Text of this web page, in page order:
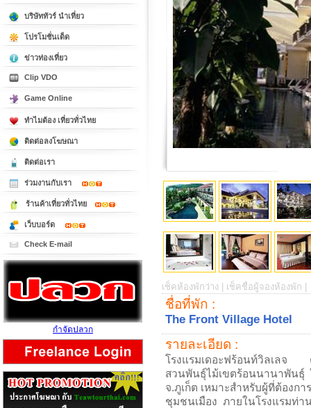
เช็คห้องพักว่าง | เช็คชื่อผู้จองห้องพัก |
ชื่อที่พัก :
The Front Village Hotel
รายละเอียด :
โรงแรมเดอะฟร้อนท์วิลเลจ
สวนพันธุ์ไม้เขตร้อนนานาพันธุ์
จ.ภูเก็ต เหมาะสำหรับผู้ที่ต้องก
ชุมชนเมือง ภายในโรงแรมท่า
บริษัททัวร์ นำเที่ยว
โปรโมชั่นเด็ด
ข่าวท่องเที่ยว
Clip VDO
Game Online
ทำไมต้อง เที่ยวทั่วไทย
ติดต่อลงโฆษณา
ติดต่อเรา
ร่วมงานกับเรา
ร้านค้าเที่ยวทั่วไทย
เว็บบอร์ด
Check E-mail
กำจัดปลวก